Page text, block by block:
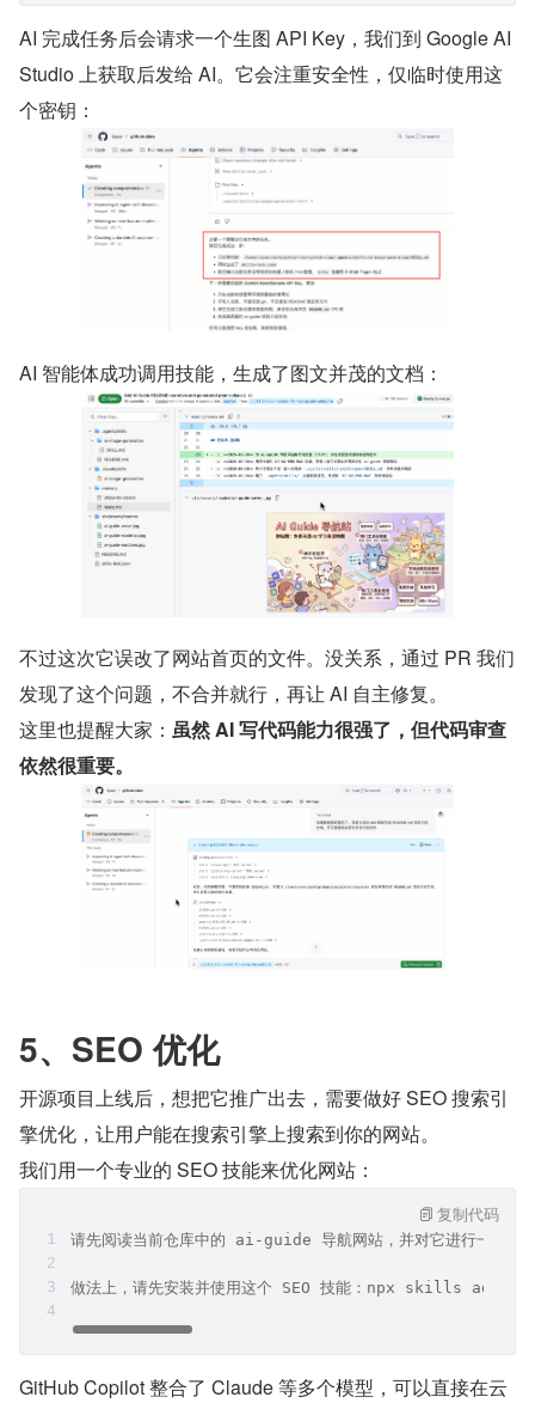
AI 完成任务后会请求一个生图 API Key，我们到 Google AI
Studio 上获取后发给 AI。它会注重安全性，仅临时使用这
个密钥：
AI 智能体成功调用技能，生成了图文并茂的文档：
不过这次它误改了网站首页的文件。没关系，通过 PR 我们
发现了这个问题，不合并就行，再让 AI 自主修复。
这里也提醒大家： 虽然 AI 写代码能力很强了，但代码审查
依然很重要。
5、SEO 优化
开源项目上线后，想把它推广出去，需要做好 SEO 搜索引
擎优化，让用户能在搜索引擎上搜索到你的网站。
我们用一个专业的 SEO 技能来优化网站：
请先阅读当前仓库中的 ai-guide 导航网站，并对它进行一轮高
做法上，请先安装并使用这个 SEO 技能：npx skills
复制代码
GitHub Copilot 整合了 Claude 等多个模型，可以直接在云